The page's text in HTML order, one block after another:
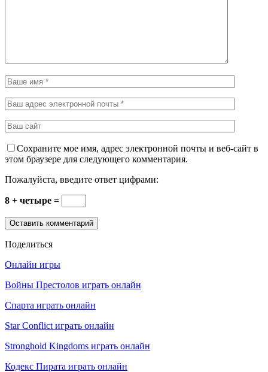
Сохраните мое имя, адрес электронной почты и веб-сайт в
этом браузере для следующего комментария.
Пожалуйста, введите ответ цифрами:
8 + четыре =
Поделиться
Онлайн игры
Войны Престолов играть онлайн
Спарта играть онлайн
Star Conflict играть онлайн
Stronghold Kingdoms играть онлайн
Кодекс Пирата играть онлайн